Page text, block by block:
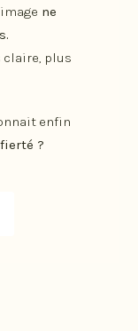
ne
claire, plus
enfin
?